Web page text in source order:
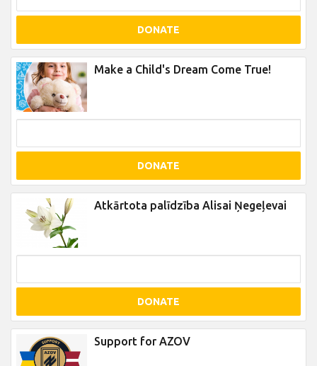
DONATE
Make a Child's Dream Come True!
DONATE
Atkārtota palīdzība Alisai Ņegeļevai
DONATE
Support for AZOV